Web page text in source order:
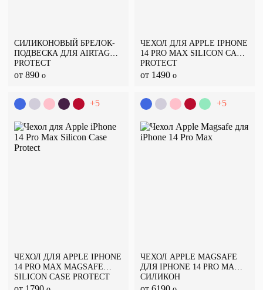
СИЛИКОНОВЫЙ БРЕЛОК-
ПОДВЕСКА ДЛЯ AIRTAG
PROTECT
от 890 o
ЧЕХОЛ ДЛЯ APPLE IPHONE
14 PRO MAX SILICON CASE
PROTECT
от 1490 o
+5
ЧЕХОЛ ДЛЯ APPLE IPHONE
14 PRO MAX MAGSAFE
SILICON CASE PROTECT
+5
ЧЕХОЛ APPLE MAGSAFE
ДЛЯ IPHONE 14 PRO MAX,
СИЛИКОН